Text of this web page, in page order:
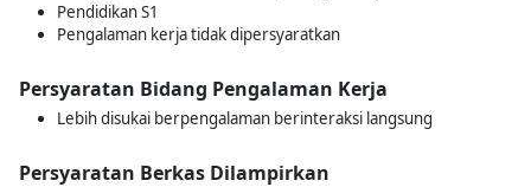
Pendidikan S1
Pengalaman kerja tidak dipersyaratkan
Persyaratan Bidang Pengalaman Kerja
Lebih disukai berpengalaman berinteraksi langsung
Persyaratan Berkas Dilampirkan